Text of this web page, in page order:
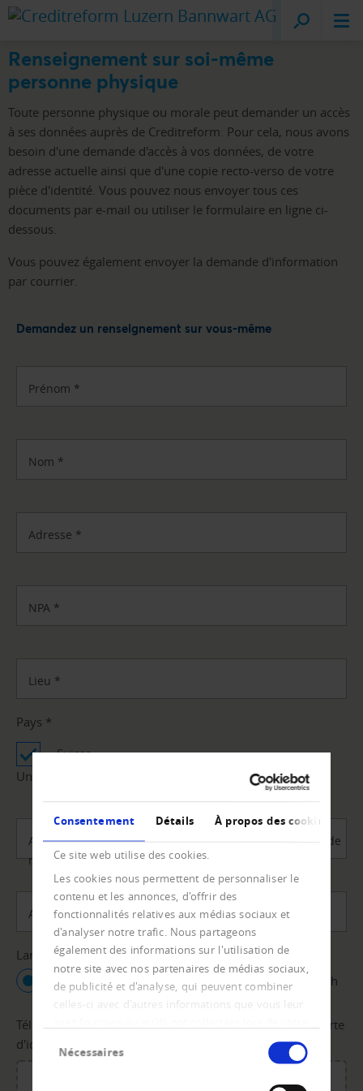
Consentement Détails À propos des cookies
Ce site web utilise des cookies.
Les cookies nous permettent de personnaliser le
contenu et les annonces, d'offrir des
fonctionnalités relatives aux médias sociaux et
d'analyser notre trafic. Nous partageons
également des informations sur l'utilisation de
notre site avec nos partenaires de médias sociaux,
de publicité et d'analyse, qui peuvent combiner
celles-ci avec d'autres informations que vous leur
duNécessaires
Creditreform
Lucerne
Renseignement sur soi-même
personne physique
Toute personne physique ou morale peut demander un accès
à ses données auprès de Creditreform. Pour cela, nous avons
besoin d'une demande d'accès à vos données, de votre
adresse actuelle ainsi que d'une copie recto-verso de votre
pièce d'identité. Vous pouvez nous envoyer tous ces
documents par e-mail ou utiliser le formulaire en ligne ci-
dessous.
Vous pouvez également envoyer la demande d'information
par courrier.
Demandez un renseignement sur vous-même
Prénom *
Nom *
Adresse *
NPA *
Lieu *
Pays *
Suisse
Uniquement pour les personnes résidant en Suisse.
Autres remarques (par ex. adresses précédentes, date de
naissance, etc.)
Adresse e-mail*
Langue
Français
Deutsch Italiano English
Téléchargement de la demande d'information et de la carte
d'identité (recto e verso)